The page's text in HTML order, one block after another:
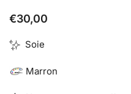
€30,00
Soie
Marron